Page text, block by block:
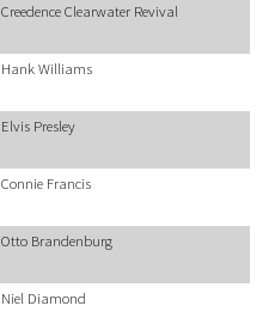
Creedence Clearwater Revival
Hank Williams
Elvis Presley
Connie Francis
Otto Brandenburg
Niel Diamond